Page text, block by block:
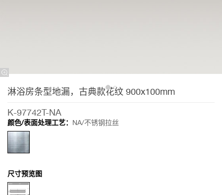
淋浴房条型地漏，古典款花纹 900x100mm
K-97742T-NA
颜色/表面处理工艺： NA/不锈钢拉丝
尺寸预览图